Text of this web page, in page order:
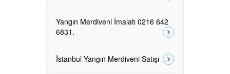
Yangın Merdiveni İmalatı 0216 642
6831.
İstanbul Yangın Merdiveni Satışı